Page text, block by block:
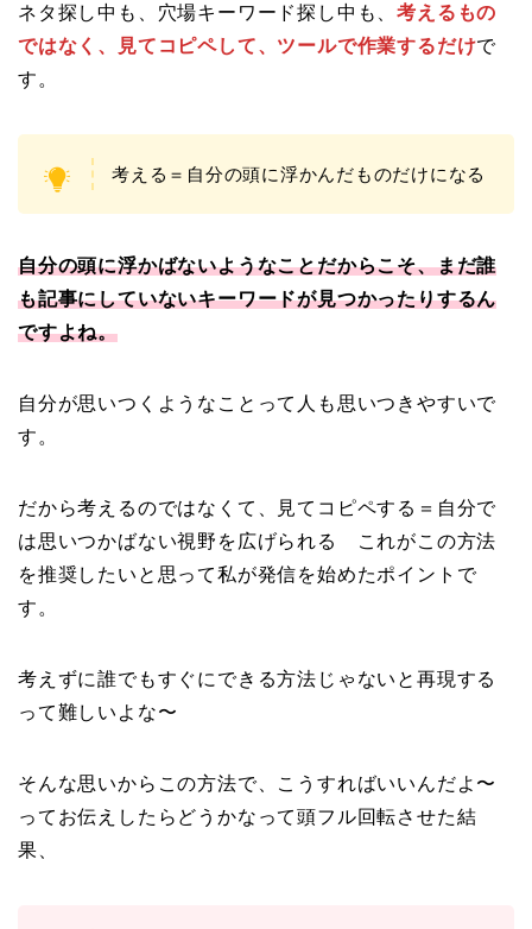
ネタ探し中も、穴場キーワード探し中も、考えるもの
ではなく、見てコピペして、ツールで作業するだけで
す。
考える＝自分の頭に浮かんだものだけになる
自分の頭に浮かばないようなことだからこそ、まだ誰
も記事にしていないキーワードが見つかったりするん
ですよね。
自分が思いつくようなことって人も思いつきやすいで
す。
だから考えるのではなくて、見てコピペする＝自分で
は思いつかばない視野を広げられる これがこの方法
を推奨したいと思って私が発信を始めたポイントで
す。
考えずに誰でもすぐにできる方法じゃないと再現する
って難しいよな〜
そんな思いからこの方法で、こうすればいいんだよ〜
ってお伝えしたらどうかなって頭フル回転させた結
果、